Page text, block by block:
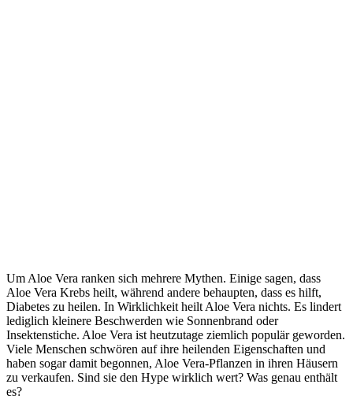
Um Aloe Vera ranken sich mehrere Mythen. Einige sagen, dass
Aloe Vera Krebs heilt, während andere behaupten, dass es hilft,
Diabetes zu heilen. In Wirklichkeit heilt Aloe Vera nichts. Es lindert
lediglich kleinere Beschwerden wie Sonnenbrand oder
Insektenstiche. Aloe Vera ist heutzutage ziemlich populär geworden.
Viele Menschen schwören auf ihre heilenden Eigenschaften und
haben sogar damit begonnen, Aloe Vera-Pflanzen in ihren Häusern
zu verkaufen. Sind sie den Hype wirklich wert? Was genau enthält
es?